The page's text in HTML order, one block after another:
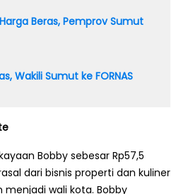
Beras, Pemprov Sumut
Wakili Sumut ke FORNAS
Bobby sebesar Rp57,5
dari bisnis properti dan kuliner
wali kota. Bobby